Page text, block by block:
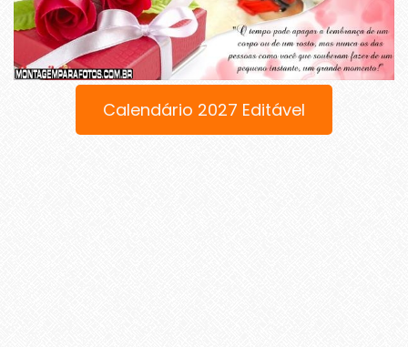
Calendário 2027 Editável